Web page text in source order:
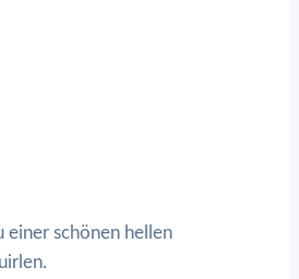
einer schönen hellen